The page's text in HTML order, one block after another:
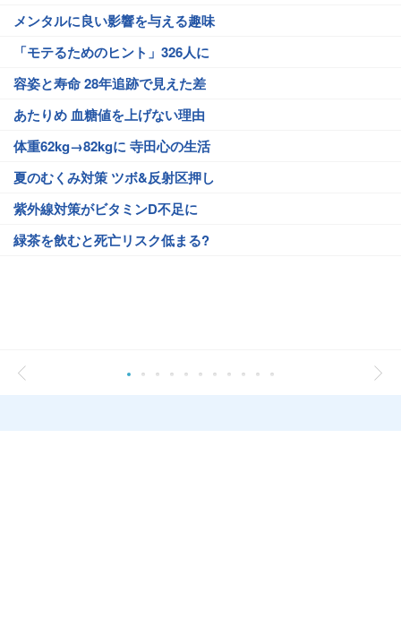
メンタルに良い影響を与える趣味
「モテるためのヒント」326人に
容姿と寿命 28年追跡で見えた差
あたりめ 血糖値を上げない理由
体重62kg→82kgに 寺田心の生活
夏のむくみ対策 ツボ&反射区押し
紫外線対策がビタミンD不足に
緑茶を飲むと死亡リスク低まる?